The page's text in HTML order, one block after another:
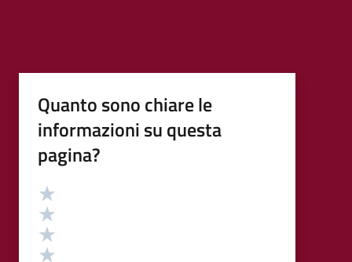
Quanto sono chiare le
informazioni su questa
pagina?
Valutazione